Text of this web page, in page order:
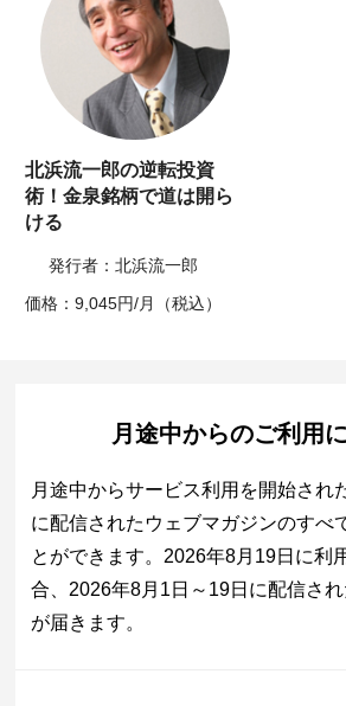
北浜流一郎の逆転投資
術！金泉銘柄で道は開ら
ける
発行者：北浜流一郎
価格：9,045円/月（税込）
月途中からのご利用
月途中からサービス利用を開始され
に配信されたウェブマガジンのすべ
とができます。2026年8月19日に利
合、2026年8月1日～19日に配信さ
が届きます。